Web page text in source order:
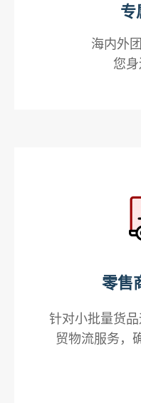
专
海内外
您
零售
针对小批量货
贸物流服务，